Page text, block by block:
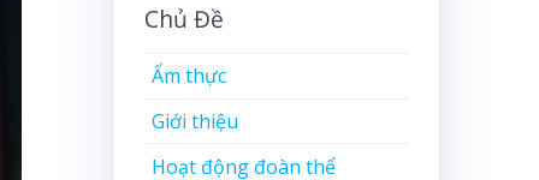
Chủ Đề
Ẩm thực
Giới thiệu
Hoạt động đoàn thể